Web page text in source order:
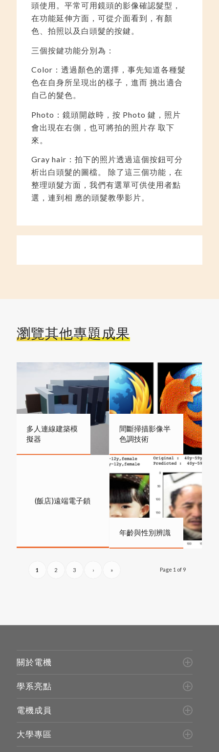
頭使用。平常可用鏡頭的影像確認髮型，
在功能延伸方面，可從介面看到，有顏
色、拍照以及白頭髮的按鍵。
三個按鍵功能分別為：
Color：透過顏色的選擇，事先知道各種髮
色在自身所呈現出的樣子，進而 挑出適合
自己的髮色。
Photo：鏡頭開啟時，按 Photo 鍵，照片
會出現在右側，也可將拍的照片存 取下
來。
Gray hair：拍下的照片透過這個按鈕可分
析出白頭髮的圖檔。 除了這三個功能，在
整理頭髮方面，我們有選單可供使用者點
選，連到相 應的頭髮教學影片。
瀏覽其他專題成果
多人連線建築模
擬器
間斷掃描影像半
色調技術
(飯店)遠端電子鎖
年齡與性別辨識
Page 1 of 9
1 2 3 › »
關於電機
學系亮點
電機成員
大學專區